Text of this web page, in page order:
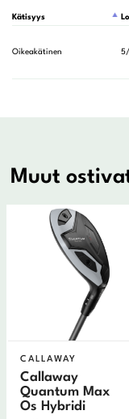
Kätisyys
Oikeakätinen
Muut
CALLAWAY
Callaway
Quantum Max
Os Hybridi